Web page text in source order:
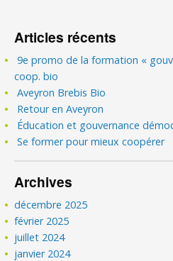
Articles récents
9e promo de la formation «
coop. bio
Aveyron Brebis Bio
Retour en Aveyron
Éducation et gouvernance
Se former pour mieux coopérer
Archives
décembre 2025
février 2025
juillet 2024
janvier 2024